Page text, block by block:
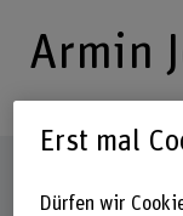
Armin
Erst mal
Dürfen wir